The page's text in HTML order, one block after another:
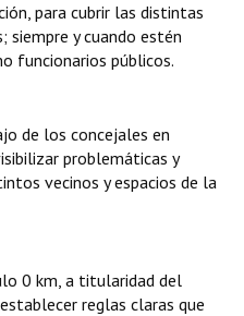
para cubrir las distintas
siempre y cuando estén
funcionarios públicos.
de los concejales en
problemáticas y
vecinos y espacios de la
0 km, a titularidad del
reglas claras que